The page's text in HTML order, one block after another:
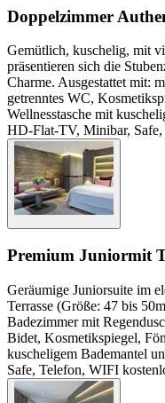
Doppelzimmer
Gemütlich, kuschelig, mit
präsentieren sich die
Charme. Ausgestattet mit:
getrenntes WC,
Wellnesstasche mit
HD-Flat-TV, Minibar,
Premium Juniormit
Geräumige Juniorsuite im
Terrasse (Größe: 47 bis
Badezimmer mit
Bidet, Kosmetikspiegel,
kuscheligem Bademantel
Safe, Telefon, WIFI